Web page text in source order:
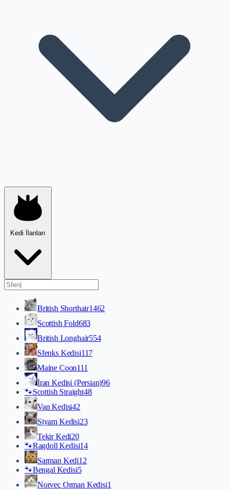
Kedi İlanları
British Shorthair1462
Scottish Fold683
British Longhair554
Sfenks Kedisi117
Maine Coon111
İran Kedisi (Persian)96
🐾Scottish Straight48
Van Kedisi42
Siyam Kedisi23
Tekir Kedi20
🐾Ragdoll Kedisi14
Sarman Kedi12
🐾Bengal Kedisi5
Norveç Orman Kedisi1